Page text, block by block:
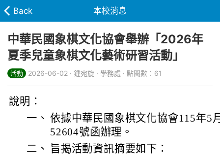
Back 本校消息
中華民國象棋文化協會舉辦「2026年
夏季兒童象棋文化藝術研習活動」
活動 2026-06-02 · 鍾宛旋 · 學務處 · 點閱數：61
說明：
一、 依據中華民國象棋文化協會115年5
52604號函辦理。
二、 旨揭活動資訊摘要如下：